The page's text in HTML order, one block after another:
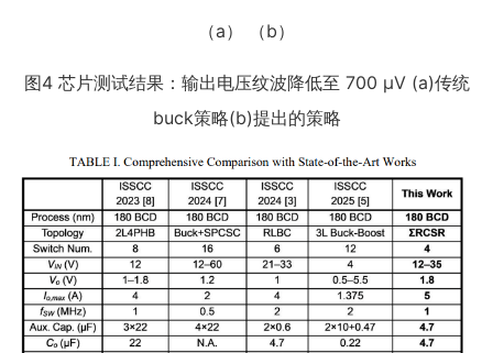
（a） （b）
图4 芯片测试结果：输出电压纹波降低至 700 μV (a)传统
buck策略(b)提出的策略